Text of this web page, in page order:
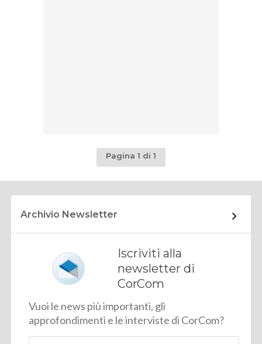
Pagina 1 di 1
Archivio Newsletter
Iscriviti alla
newsletter di
CorCom
Vuoi le news più importanti, gli
approfondimenti e le interviste di CorCom?